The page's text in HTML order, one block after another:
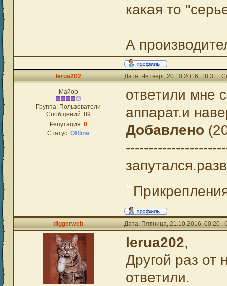
какая то
А
lerua202 Дата: Четверг, 20.10.2016, 18:31 |
Майор
Группа: Пользователи
Сообщений: 89
Репутация: 0
Статус: Offline
ответили мне
аппарат.и
Добавлено
diggerweb Дата: Пятница, 21.10.2016, 00:20
lerua202,
Другой раз от
ответили.